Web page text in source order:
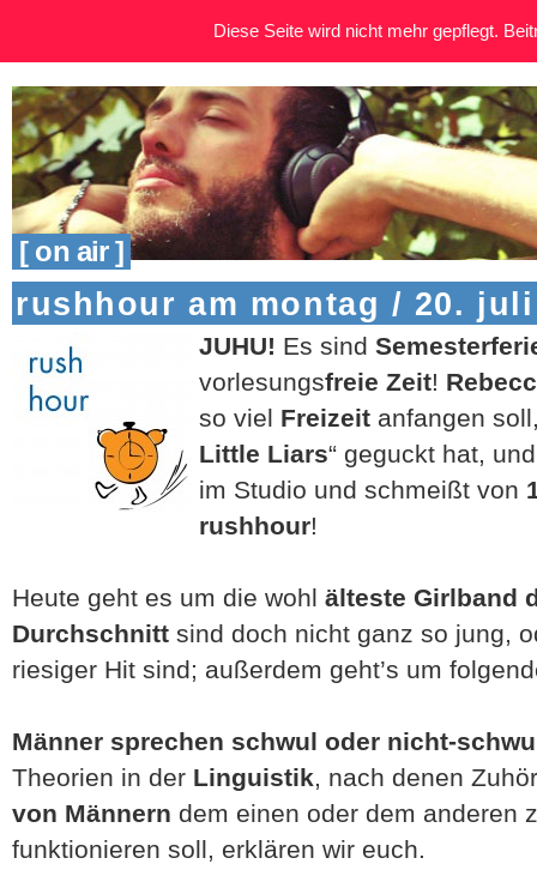
[ on air ]
rushhour am montag / 20. juli
JUHU! Es sind
vorlesungsfreie Zeit!
so viel Freizeit anfangen
Little Liars“ geguckt hat,
im Studio und schmeißt von
rushhour!
Heute geht es um die wohl älteste Girlband
Durchschnitt sind doch nicht ganz so jung,
riesiger Hit sind; außerdem geht’s um
Männer sprechen schwul oder nicht-
Theorien in der Linguistik, nach denen
von Männern dem einen oder dem anderen
funktionieren soll, erklären wir euch.
Diese Seite wird nicht mehr gepflegt.